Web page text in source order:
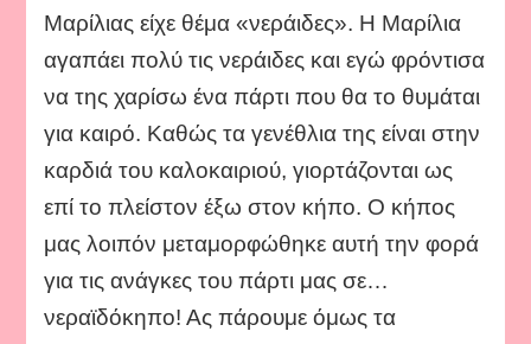
Μαρίλιας είχε θέμα «νεράιδες». Η Μαρίλια
αγαπάει πολύ τις νεράιδες και εγώ φρόντισα
να της χαρίσω ένα πάρτι που θα το θυμάται
για καιρό. Καθώς τα γενέθλια της είναι στην
καρδιά του καλοκαιριού, γιορτάζονται ως
επί το πλείστον έξω στον κήπο. Ο κήπος
μας λοιπόν μεταμορφώθηκε αυτή την φορά
για τις ανάγκες του πάρτι μας σε…
νεραϊδόκηπο! Ας πάρουμε όμως τα